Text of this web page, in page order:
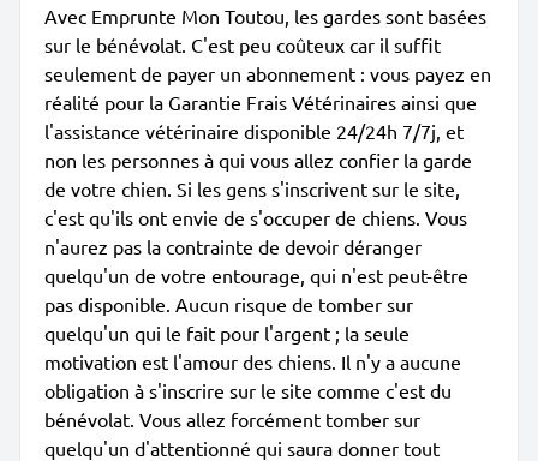
Avec Emprunte Mon Toutou, les gardes sont basées
sur le bénévolat. C'est peu coûteux car il suffit
seulement de payer un abonnement : vous payez en
réalité pour la Garantie Frais Vétérinaires ainsi que
l'assistance vétérinaire disponible 24/24h 7/7j, et
non les personnes à qui vous allez confier la garde
de votre chien. Si les gens s'inscrivent sur le site,
c'est qu'ils ont envie de s'occuper de chiens. Vous
n'aurez pas la contrainte de devoir déranger
quelqu'un de votre entourage, qui n'est peut-être
pas disponible. Aucun risque de tomber sur
quelqu'un qui le fait pour l'argent ; la seule
motivation est l'amour des chiens. Il n'y a aucune
obligation à s'inscrire sur le site comme c'est du
bénévolat. Vous allez forcément tomber sur
quelqu'un d'attentionné qui saura donner tout